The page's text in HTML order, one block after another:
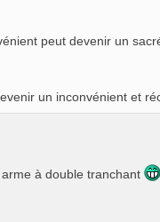
peut devenir un
un inconvénient et
à double tranchant